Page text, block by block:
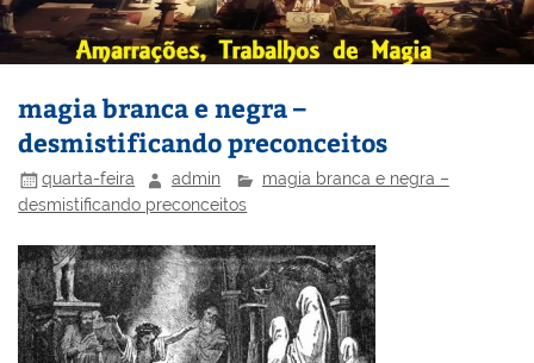
magia branca e negra –
desmistificando preconceitos
quarta-feira admin
magia branca e negra –
desmistificando preconceitos